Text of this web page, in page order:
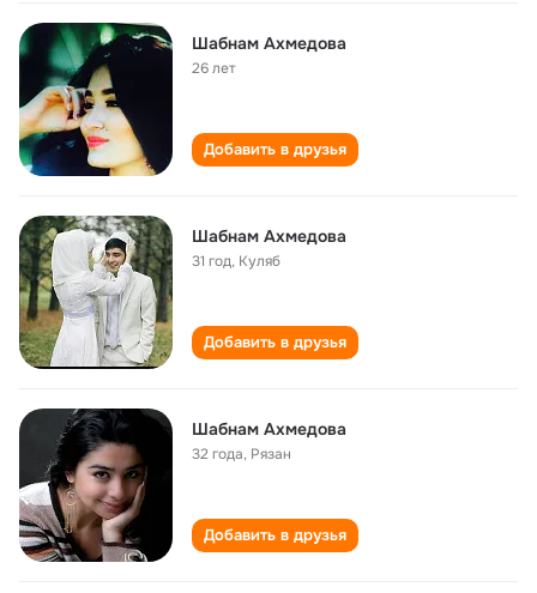
Шабнам Ахмедова
26 лет
Добавить в друзья
Шабнам Ахмедова
31 год, Куляб
Добавить в друзья
Шабнам Ахмедова
32 года, Рязан
Добавить в друзья